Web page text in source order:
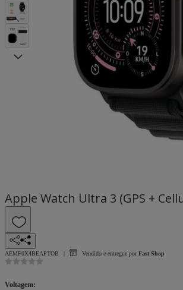
Apple Watch Ultra 3 (GPS +
AEMF0X4BEAPTOB Vendido e entregue por Fast Shop
Voltagem: